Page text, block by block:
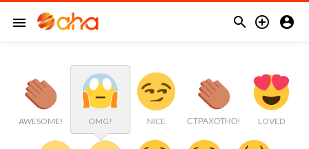
menu   
AWESOME! OMG! NICE СТРАХОТНО! LOVED